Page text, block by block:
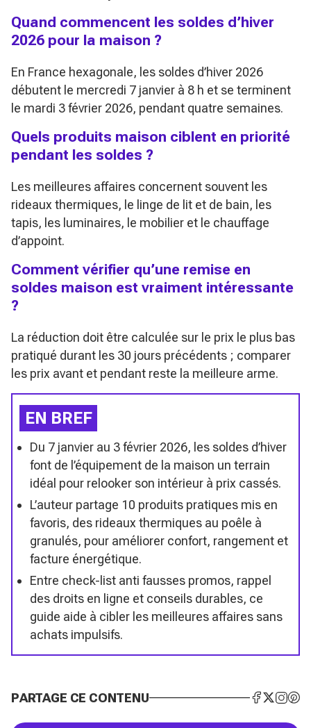
Quand commencent les soldes d’hiver
2026 pour la maison ?
En France hexagonale, les soldes d’hiver 2026
débutent le mercredi 7 janvier à 8 h et se terminent
le mardi 3 février 2026, pendant quatre semaines.
Quels produits maison ciblent en priorité
pendant les soldes ?
Les meilleures affaires concernent souvent les
rideaux thermiques, le linge de lit et de bain, les
tapis, les luminaires, le mobilier et le chauffage
d’appoint.
Comment vérifier qu’une remise en
soldes maison est vraiment intéressante
?
La réduction doit être calculée sur le prix le plus bas
pratiqué durant les 30 jours précédents ; comparer
les prix avant et pendant reste la meilleure arme.
EN BREF
Du 7 janvier au 3 février 2026, les soldes d’hiver
font de l’équipement de la maison un terrain
idéal pour relooker son intérieur à prix cassés.
L’auteur partage 10 produits pratiques mis en
favoris, des rideaux thermiques au poêle à
granulés, pour améliorer confort, rangement et
facture énergétique.
Entre check-list anti fausses promos, rappel
des droits en ligne et conseils durables, ce
guide aide à cibler les meilleures affaires sans
achats impulsifs.
PARTAGE CE CONTENU